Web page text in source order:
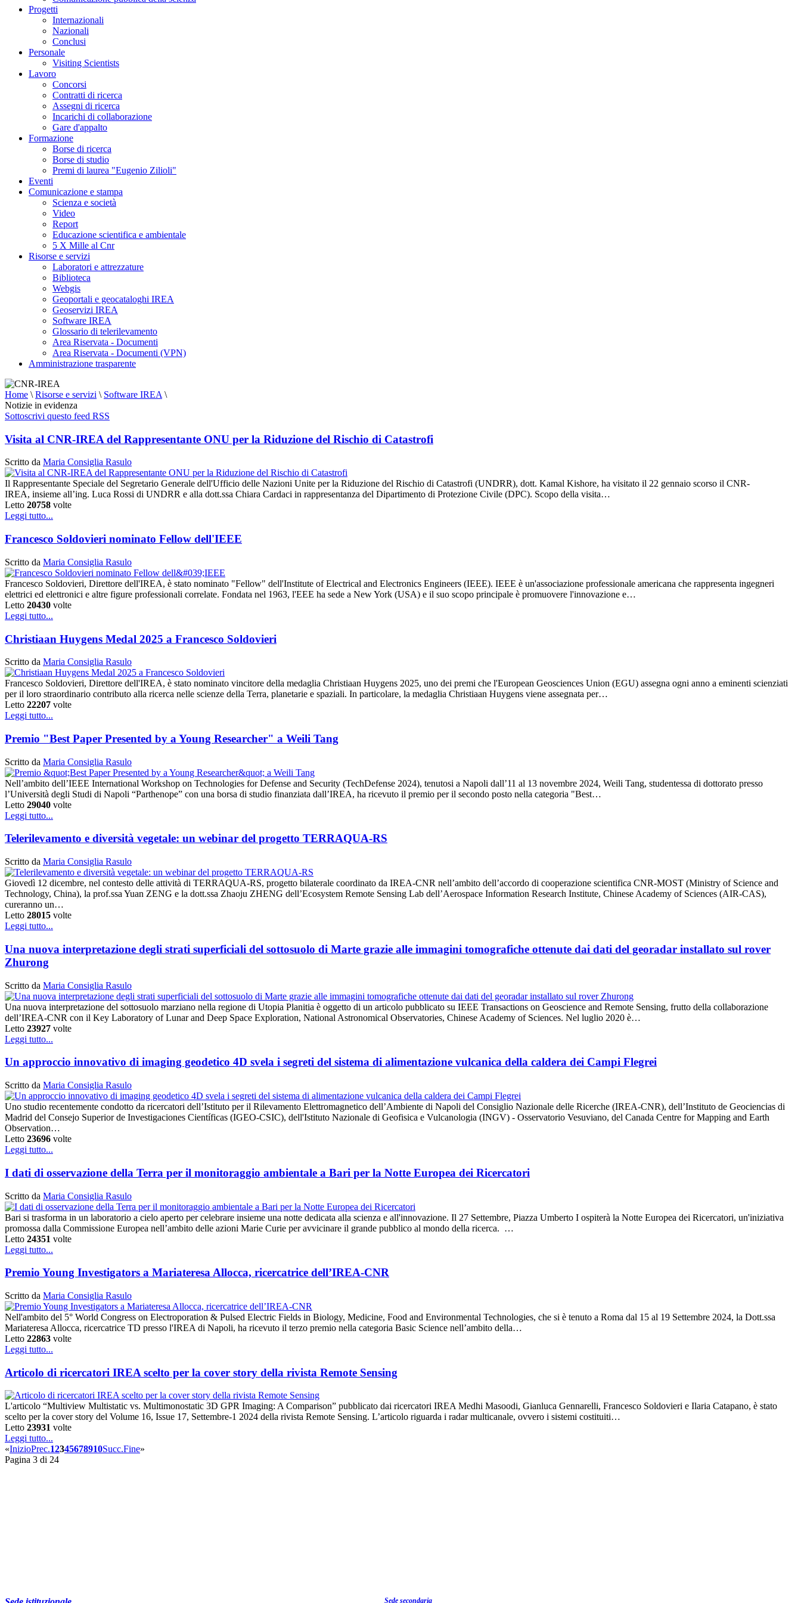
Progetti
Internazionali
Nazionali
Conclusi
Personale
Visiting Scientists
Lavoro
Concorsi
Contratti di ricerca
Assegni di ricerca
Incarichi di collaborazione
Gare d'appalto
Formazione
Borse di ricerca
Borse di studio
Premi di laurea "Eugenio Zilioli"
Eventi
Comunicazione e stampa
Scienza e società
Video
Report
Educazione scientifica e ambientale
5 X Mille al Cnr
Risorse e servizi
Laboratori e attrezzature
Biblioteca
Webgis
Geoportali e geocataloghi IREA
Geoservizi IREA
Software IREA
Glossario di telerilevamento
Area Riservata - Documenti
Area Riservata - Documenti (VPN)
Amministrazione trasparente
Home \ Risorse e servizi \ Software IREA \
Notizie in evidenza
Sottoscrivi questo feed RSS
Visita al CNR-IREA del Rappresentante ONU per la Riduzione del Rischio di Catastrofi
Scritto da Maria Consiglia Rasulo
Il Rappresentante Speciale del Segretario Generale dell'Ufficio delle Nazioni Unite per la Riduzione del Rischio di Catastrofi (UNDRR), dott. Kamal Kishore, ha visitato il 22 gennaio scorso il CNR-
IREA, insieme all’ing. Luca Rossi di UNDRR e alla dott.ssa Chiara Cardaci in rappresentanza del Dipartimento di Protezione Civile (DPC). Scopo della visita…
Letto 20758 volte
Leggi tutto...
Francesco Soldovieri nominato Fellow dell'IEEE
Scritto da Maria Consiglia Rasulo
Francesco Soldovieri, Direttore dell'IREA, è stato nominato "Fellow" dell'Institute of Electrical and Electronics Engineers (IEEE). IEEE è un'associazione professionale americana che rappresenta ingegneri
elettrici ed elettronici e altre figure professionali correlate. Fondata nel 1963, l'EEE ha sede a New York (USA) e il suo scopo principale è promuovere l'innovazione e…
Letto 20430 volte
Leggi tutto...
Christiaan Huygens Medal 2025 a Francesco Soldovieri
Scritto da Maria Consiglia Rasulo
Francesco Soldovieri, Direttore dell'IREA, è stato nominato vincitore della medaglia Christiaan Huygens 2025, uno dei premi che l'European Geosciences Union (EGU) assegna ogni anno a eminenti scienziati
per il loro straordinario contributo alla ricerca nelle scienze della Terra, planetarie e spaziali. In particolare, la medaglia Christiaan Huygens viene assegnata per…
Letto 22207 volte
Leggi tutto...
Premio "Best Paper Presented by a Young Researcher" a Weili Tang
Scritto da Maria Consiglia Rasulo
Nell’ambito dell’IEEE International Workshop on Technologies for Defense and Security (TechDefense 2024), tenutosi a Napoli dall’11 al 13 novembre 2024, Weili Tang, studentessa di dottorato presso
l’Università degli Studi di Napoli “Parthenope” con una borsa di studio finanziata dall’IREA, ha ricevuto il premio per il secondo posto nella categoria "Best…
Letto 29040 volte
Leggi tutto...
Telerilevamento e diversità vegetale: un webinar del progetto TERRAQUA-RS
Scritto da Maria Consiglia Rasulo
Giovedì 12 dicembre, nel contesto delle attività di TERRAQUA-RS, progetto bilaterale coordinato da IREA-CNR nell’ambito dell’accordo di cooperazione scientifica CNR-MOST (Ministry of Science and
Technology, China), la prof.ssa Yuan ZENG e la dott.ssa Zhaoju ZHENG dell’Ecosystem Remote Sensing Lab dell’Aerospace Information Research Institute, Chinese Academy of Sciences (AIR-CAS),
cureranno un…
Letto 28015 volte
Leggi tutto...
Una nuova interpretazione degli strati superficiali del sottosuolo di Marte grazie alle immagini tomografiche ottenute dai dati del georadar installato sul rover
Zhurong
Scritto da Maria Consiglia Rasulo
Una nuova interpretazione del sottosuolo marziano nella regione di Utopia Planitia è oggetto di un articolo pubblicato su IEEE Transactions on Geoscience and Remote Sensing, frutto della collaborazione
dell’IREA-CNR con il Key Laboratory of Lunar and Deep Space Exploration, National Astronomical Observatories, Chinese Academy of Sciences. Nel luglio 2020 è…
Letto 23927 volte
Leggi tutto...
Un approccio innovativo di imaging geodetico 4D svela i segreti del sistema di alimentazione vulcanica della caldera dei Campi Flegrei
Scritto da Maria Consiglia Rasulo
Uno studio recentemente condotto da ricercatori dell’Istituto per il Rilevamento Elettromagnetico dell’Ambiente di Napoli del Consiglio Nazionale delle Ricerche (IREA-CNR), dell’Instituto de Geociencias di
Madrid del Consejo Superior de Investigaciones Científicas (IGEO-CSIC), dell'Istituto Nazionale di Geofisica e Vulcanologia (INGV) - Osservatorio Vesuviano, del Canada Centre for Mapping and Earth
Observation…
Letto 23696 volte
Leggi tutto...
I dati di osservazione della Terra per il monitoraggio ambientale a Bari per la Notte Europea dei Ricercatori
Scritto da Maria Consiglia Rasulo
Bari si trasforma in un laboratorio a cielo aperto per celebrare insieme una notte dedicata alla scienza e all'innovazione. Il 27 Settembre, Piazza Umberto I ospiterà la Notte Europea dei Ricercatori, un'iniziativa
promossa dalla Commissione Europea nell’ambito delle azioni Marie Curie per avvicinare il grande pubblico al mondo della ricerca. …
Letto 24351 volte
Leggi tutto...
Premio Young Investigators a Mariateresa Allocca, ricercatrice dell’IREA-CNR
Scritto da Maria Consiglia Rasulo
Nell'ambito del 5° World Congress on Electroporation & Pulsed Electric Fields in Biology, Medicine, Food and Environmental Technologies, che si è tenuto a Roma dal 15 al 19 Settembre 2024, la Dott.ssa
Mariateresa Allocca, ricercatrice TD presso l'IREA di Napoli, ha ricevuto il terzo premio nella categoria Basic Science nell’ambito della…
Letto 22863 volte
Leggi tutto...
Articolo di ricercatori IREA scelto per la cover story della rivista Remote Sensing
L'articolo “Multiview Multistatic vs. Multimonostatic 3D GPR Imaging: A Comparison” pubblicato dai ricercatori IREA Medhi Masoodi, Gianluca Gennarelli, Francesco Soldovieri e Ilaria Catapano, è stato
scelto per la cover story del Volume 16, Issue 17, Settembre-1 2024 della rivista Remote Sensing. L’articolo riguarda i radar multicanale, ovvero i sistemi costituiti…
Letto 23931 volte
Leggi tutto...
«InizioPrec.12345678910Succ.Fine»
Pagina 3 di 24
Sede secondaria